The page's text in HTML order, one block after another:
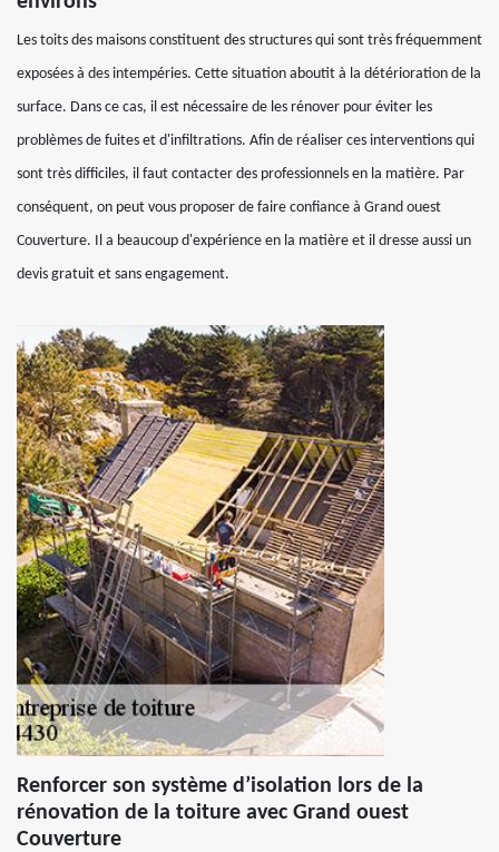
Les toits des maisons constituent des structures qui sont très fréquemment
exposées à des intempéries. Cette situation aboutit à la détérioration de la
surface. Dans ce cas, il est nécessaire de les rénover pour éviter les
problèmes de fuites et d'infiltrations. Afin de réaliser ces interventions qui
sont très difficiles, il faut contacter des professionnels en la matière. Par
conséquent, on peut vous proposer de faire confiance à Grand ouest
Couverture. Il a beaucoup d'expérience en la matière et il dresse aussi un
devis gratuit et sans engagement.
Renforcer son système d’isolation lors de la
rénovation de la toiture avec Grand ouest
Couverture